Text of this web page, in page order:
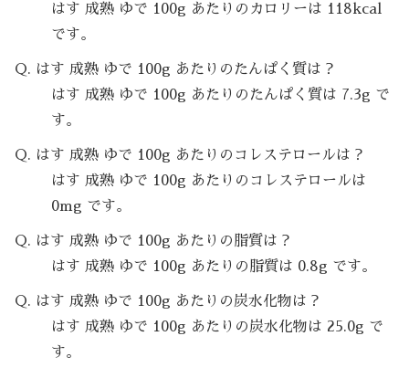
はす 成熟 ゆで 100g あたりのカロリーは 118kcal
です。
Q. はす 成熟 ゆで 100g あたりのたんぱく質は？
はす 成熟 ゆで 100g あたりのたんぱく質は 7.3g で
す。
Q. はす 成熟 ゆで 100g あたりのコレステロールは？
はす 成熟 ゆで 100g あたりのコレステロールは
0mg です。
Q. はす 成熟 ゆで 100g あたりの脂質は？
はす 成熟 ゆで 100g あたりの脂質は 0.8g です。
Q. はす 成熟 ゆで 100g あたりの炭水化物は？
はす 成熟 ゆで 100g あたりの炭水化物は 25.0g で
す。